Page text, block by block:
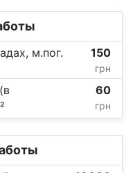
м.пог. 150
грн
60
грн